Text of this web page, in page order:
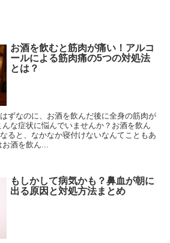
お酒を飲むと筋肉が痛い！アルコ
ールによる筋肉痛の5つの対処法
とは？
ずなのに、お酒を飲んだ後に全身の筋肉が
な症状に悩んでいませんか？お酒を飲ん
ると、なかなか寝付けないなんてこともあ
酒を飲ん...
もしかして病気かも？鼻血が朝に
出る原因と対処方法まとめ